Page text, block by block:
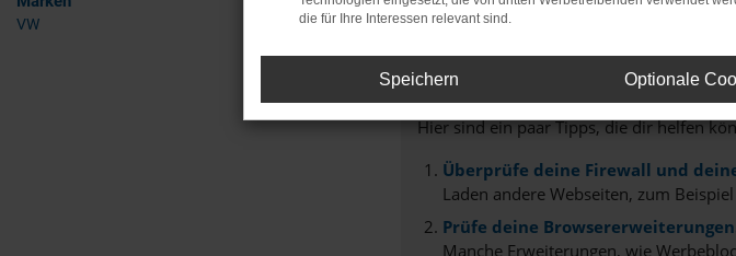
VW
Beim Laden ist ein Fehler aufgetreten.
Hier sind ein paar Tipps, die dir helfen
Überprüfe deine Firewall und
Laden andere Webseiten, zum
Prüfe deine
Manche Erweiterungen, wie
die für Ihre Interessen relevant sind.
Speichern Optionale